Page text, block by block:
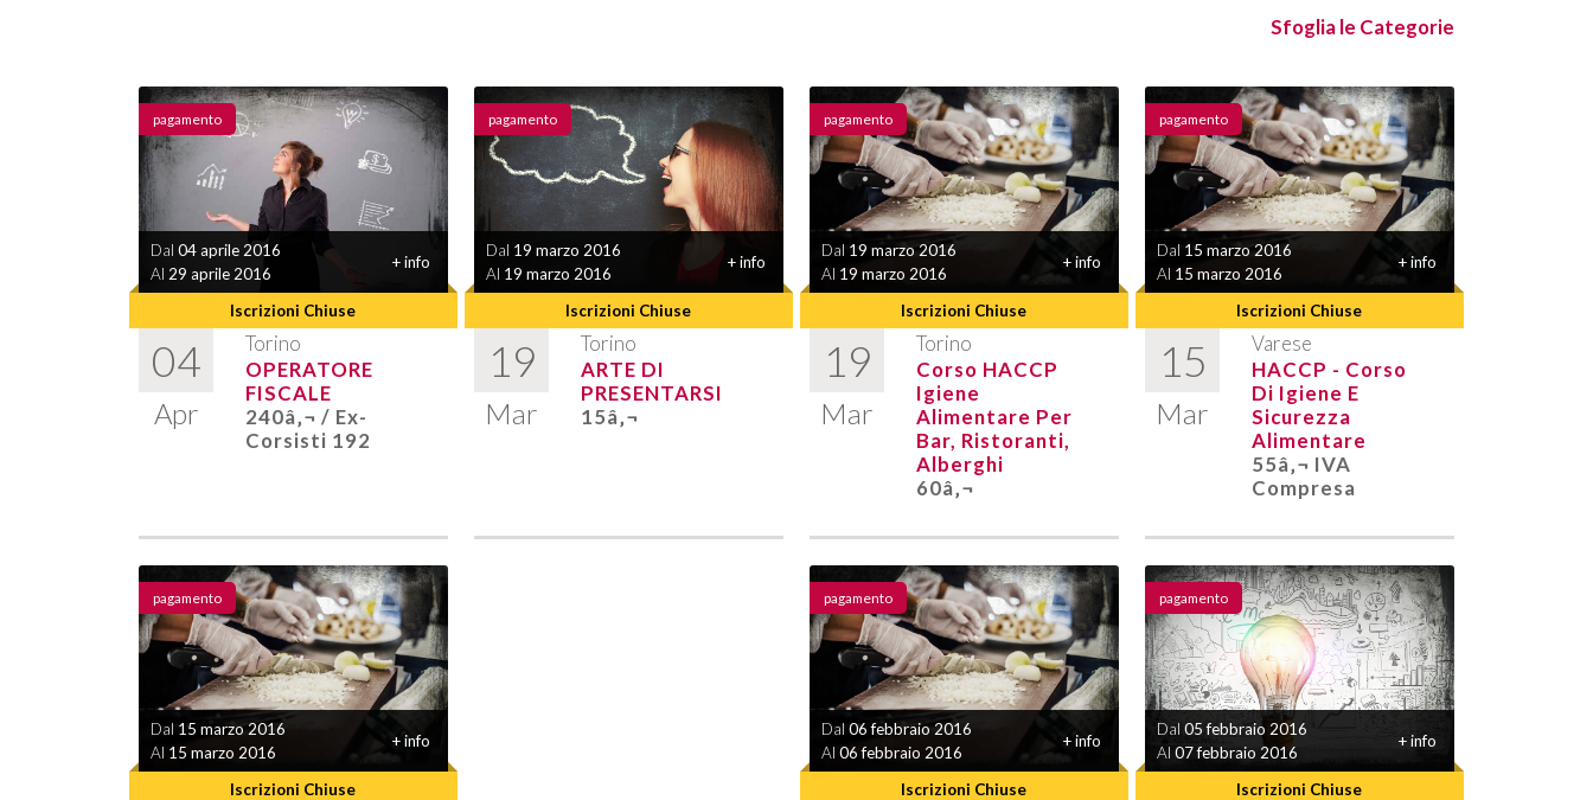
Sfoglia le Categorie
Iscrizioni Chiuse
Dal04 aprile 2016
Al 29 aprile 2016
+ info
04
Apr
Torino
pagamento
OPERATORE
FISCALE
240â‚¬ / Ex-
Corsisti 192
Iscrizioni Chiuse
Dal 19 marzo 2016
Al 19 marzo 2016
+ info
19
Mar
Torino
pagamento
ARTE DI
PRESENTARSI
15â‚¬
Iscrizioni Chiuse
Dal 19 marzo 2016
Al 19 marzo 2016
+ info
19
Mar
Torino
pagamento
Corso HACCP
Igiene
Alimentare Per
Bar, Ristoranti,
Alberghi
60â‚¬
Iscrizioni Chiuse
Dal 15 marzo 2016
Al 15 marzo 2016
+ info
15
Mar
Varese
pagamento
HACCP - Corso
Di Igiene E
Sicurezza
Alimentare
55â‚¬ IVA
Compresa
Iscrizioni Chiuse
Dal 15 marzo 2016
Al 15 marzo 2016
+ info
pagamento
Iscrizioni Chiuse
Dal06 febbraio 2016
Al06 febbraio 2016
+ info
pagamento
Iscrizioni Chiuse
Dal05 febbraio 2016
Al07 febbraio 2016
+ info
pagamento